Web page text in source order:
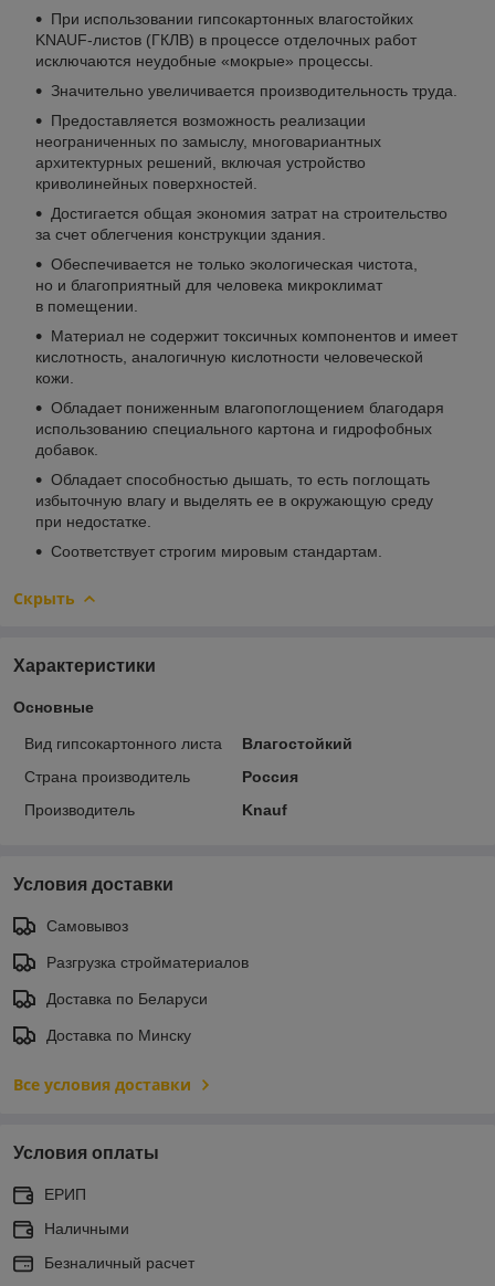
При использовании гипсокартонных влагостойких
KNAUF-листов (ГКЛВ) в процессе отделочных работ
исключаются неудобные «мокрые» процессы.
Значительно увеличивается производительность труда.
Предоставляется возможность реализации
неограниченных по замыслу, многовариантных
архитектурных решений, включая устройство
криволинейных поверхностей.
Достигается общая экономия затрат на строительство
за счет облегчения конструкции здания.
Обеспечивается не только экологическая чистота,
но и благоприятный для человека микроклимат
в помещении.
Материал не содержит токсичных компонентов и имеет
кислотность, аналогичную кислотности человеческой
кожи.
Обладает пониженным влагопоглощением благодаря
использованию специального картона и гидрофобных
добавок.
Обладает способностью дышать, то есть поглощать
избыточную влагу и выделять ее в окружающую среду
при недостатке.
Соответствует строгим мировым стандартам.
Скрыть
Характеристики
Основные
Вид гипсокартонного листа
Влагостойкий
Страна производитель
Россия
Производитель
Knauf
Условия доставки
Самовывоз
Разгрузка стройматериалов
Доставка по Беларуси
Доставка по Минску
Все условия доставки
Условия оплаты
ЕРИП
Наличными
Безналичный расчет